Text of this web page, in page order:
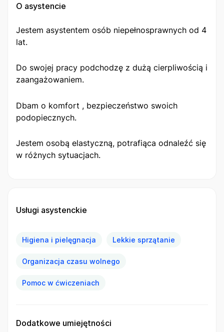
O asystencie
Jestem asystentem osób niepełnosprawnych od 4
lat.
Do swojej pracy podchodzę z dużą cierpliwością i
zaangażowaniem.
Dbam o komfort , bezpieczeństwo swoich
podopiecznych.
Jestem osobą elastyczną, potrafiąca odnaleźć się
w różnych sytuacjach.
Usługi asystenckie
Higiena i pielęgnacja Lekkie sprzątanie
Organizacja czasu wolnego
Pomoc w ćwiczeniach
Dodatkowe umiejętności